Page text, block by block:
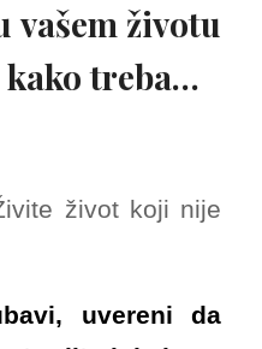
vašem životu
kako treba…
život koji nije
uvereni da